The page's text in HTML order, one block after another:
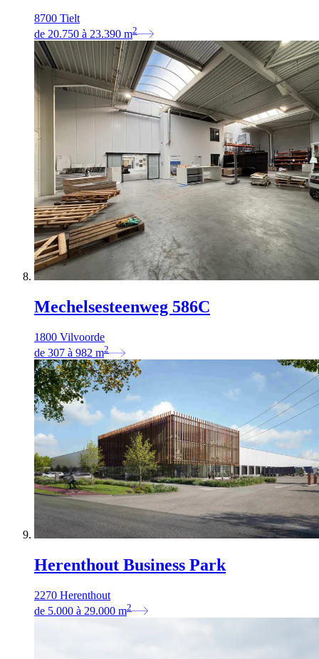
8700 Tielt
de 20.750 à 23.390 m2
Mechelsesteenweg 586C
1800 Vilvoorde
de 307 à 982 m2
Herenthout Business Park
2270 Herenthout
de 5.000 à 29.000 m2